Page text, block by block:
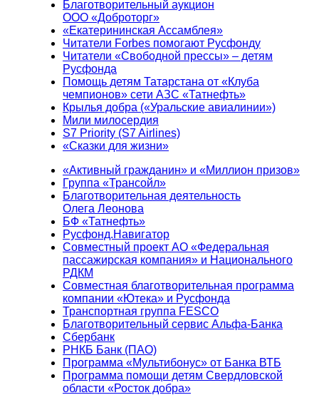
Благотворительный аукцион
ООО «Доброторг»
«Екатерининская Ассамблея»
Читатели Forbes помогают Русфонду
Читатели «Свободной прессы» – детям
Русфонда
Помощь детям Татарстана от «Клуба
чемпионов» сети АЗС «Татнефть»
Крылья добра («Уральские авиалинии»)
Мили милосердия
S7 Priority (S7 Airlines)
«Сказки для жизни»
«Активный гражданин» и «Миллион призов»
Группа «Трансойл»
Благотворительная деятельность
Олега Леонова
БФ «Татнефть»
Русфонд.Навигатор
Совместный проект АО «Федеральная
пассажирская компания» и Национального
РДКМ
Совместная благотворительная программа
компании «Ютека» и Русфонда
Транспортная группа FESCO
Благотворительный сервис Альфа-Банка
Сбербанк
РНКБ Банк (ПАО)
Программа «Мультибонус» от Банка ВТБ
Программа помощи детям Свердловской
области «Росток добра»